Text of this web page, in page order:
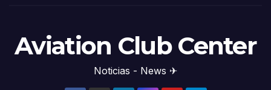
Aviation Club Center
Noticias - News ✈